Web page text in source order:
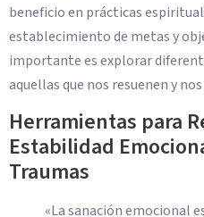
beneficio en prácticas
establecimiento de metas y
importante es explorar
aquellas que nos resuenen y
Herramientas para
Estabilidad
Traumas
«La sanación emocional